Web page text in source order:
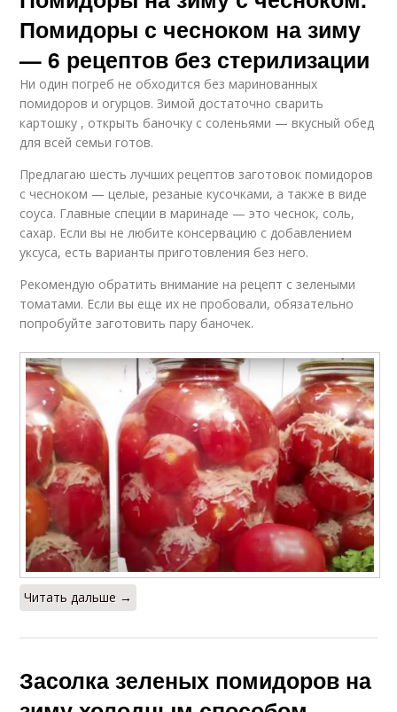
Помидоры с чесноком на зиму
— 6 рецептов без стерилизации
Ни один погреб не обходится без маринованных
помидоров и огурцов. Зимой достаточно сварить
картошку , открыть баночку с соленьями — вкусный обед
для всей семьи готов.
Предлагаю шесть лучших рецептов заготовок помидоров
с чесноком — целые, резаные кусочками, а также в виде
соуса. Главные специи в маринаде — это чеснок, соль,
сахар. Если вы не любите консервацию с добавлением
уксуса, есть варианты приготовления без него.
Рекомендую обратить внимание на рецепт с зелеными
томатами. Если вы еще их не пробовали, обязательно
попробуйте заготовить пару баночек.
Читать дальше →
Засолка зеленых помидоров на